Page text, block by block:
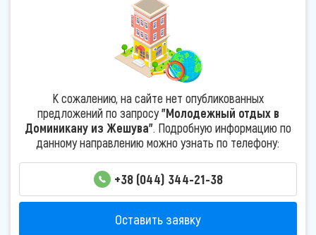
К сожалению, на сайте нет опубликованных
предложений по запросу"Молодежный отдых в
Доминикану из Жешува". Подробную информацию по
данному направлению можно узнать по телефону:
+38 (044) 344-21-38
Оставить заявку